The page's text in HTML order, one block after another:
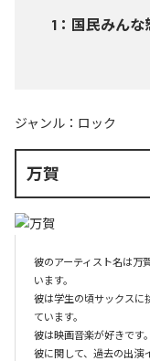
1 ： 国民みんな
ジャンル： ロック
万賀
彼のアーティスト名は万
います。
彼は学生の頃サックスに
ています。
彼は映画音楽が好きです
彼に関して、過去の出演